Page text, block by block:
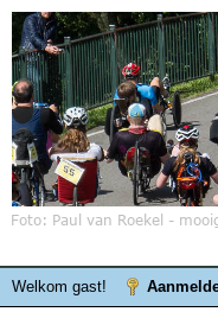
Welkom gast!